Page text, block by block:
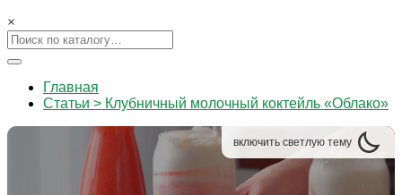
×
Главная
Статьи > Клубничный молочный коктейль «Облако»
включить светлую тему